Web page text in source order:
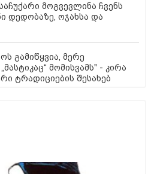
მოგვევლინა ჩვენს
დედობაზე, ოჯახსა და
გამიწყვია, მერე
მომისვამს" - კირა
ტრადიციების შესახებ